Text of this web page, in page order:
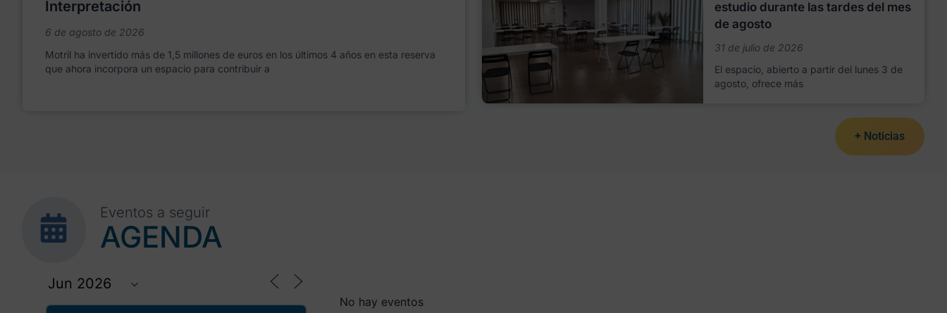
Interpretación
6 de agosto de 2026
Motril ha invertido más de 1,5 millones de euros en los últimos 4 años en esta reserva
que ahora incorpora un espacio para contribuir a
estudio durante las tardes del mes
de agosto
31 de julio de 2026
El espacio, abierto a partir del lunes 3 de
agosto, ofrece más
+ Noticias
Eventos a seguir
AGENDA
No hay eventos